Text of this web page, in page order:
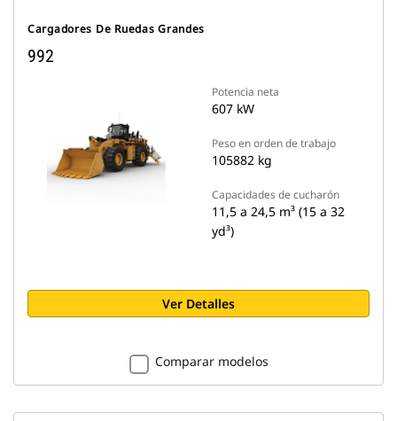
Cargadores De Ruedas Grandes
992
Potencia neta
607 kW
Peso en orden de trabajo
105882 kg
Capacidades de cucharón
11,5 a 24,5 m³ (15 a 32
yd³)
Ver Detalles
Comparar modelos